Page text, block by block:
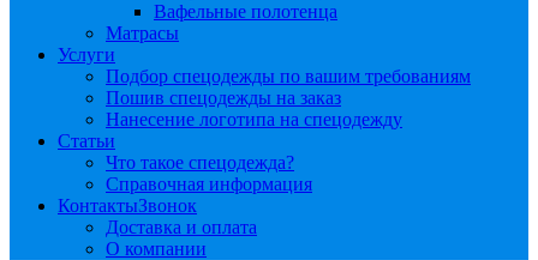
Вафельные полотенца
Матрасы
Услуги
Подбор спецодежды по вашим требованиям
Пошив спецодежды на заказ
Нанесение логотипа на спецодежду
Статьи
Что такое спецодежда?
Справочная информация
КонтактыЗвонок
Доставка и оплата
О компании